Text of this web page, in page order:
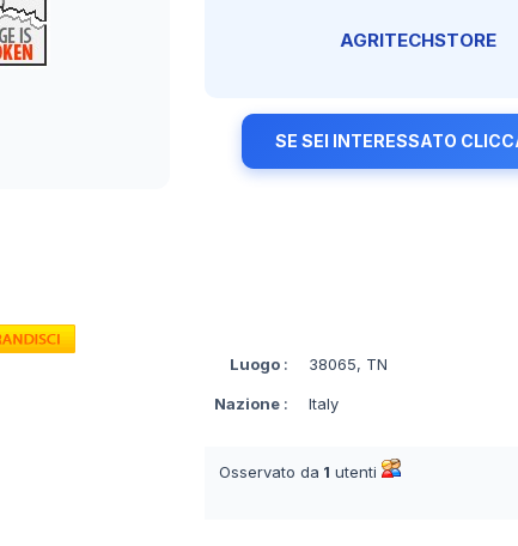
AGRITECHSTORE
SE SEI INTERESSATO
Luogo : 38065, TN
Nazione : Italy
Osservato da 1 utenti